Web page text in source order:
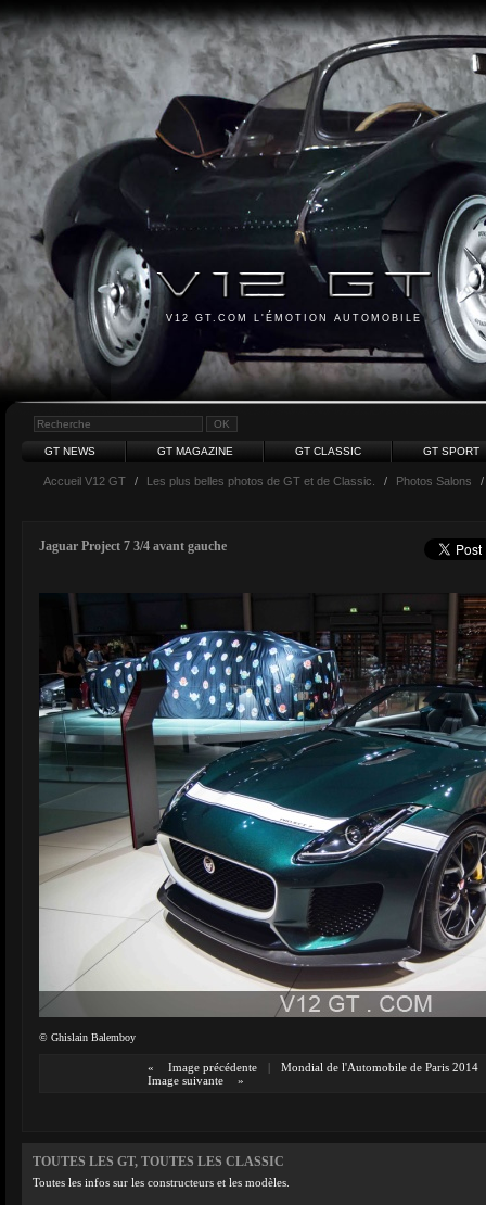
V12 GT.COM L'ÉMOTION AUTOMOBILE
GT NEWS GT MAGAZINE GT CLASSIC GT SPORT
Accueil V12 GT / Les plus belles photos de GT et de Classic. / Photos Salons /
Jaguar Project 7 3/4 avant gauche
© Ghislain Balemboy
« Image précédente |
Mondial de l'Automobile de Paris 2014
Image suivante
»
TOUTES LES GT, TOUTES LES CLASSIC
Toutes les infos sur les constructeurs et les modèles.